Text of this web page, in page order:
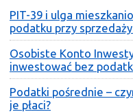
PIT-39 i ulga
podatku przy
Osobiste Konto
inwestować bez
Podatki pośrednie –
je płaci?